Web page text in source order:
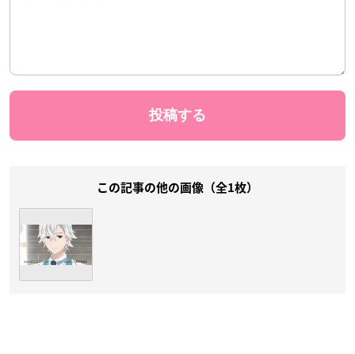
この記事の他の画像（全1枚）